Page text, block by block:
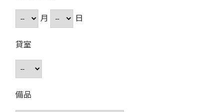
月
日
貸室
備品